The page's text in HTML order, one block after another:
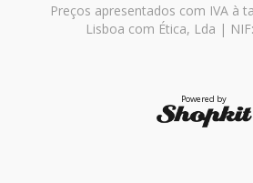
Preços apresentados com IVA à
Lisboa com Ética, Lda |
Powered by